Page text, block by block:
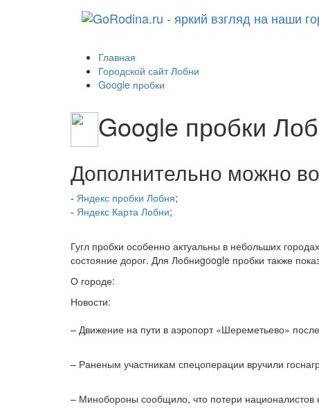
Главная
Городской сайт Лобни
Google пробки
Google пробки
Дополнительно можно
- Яндекс пробки Лобня;
- Яндекс Карта Лобни;
Гугл пробки особенно актуальны в небольших
состояние дорог. Для Лобниgoogle пробки также
О городе:
Новости:
– Движение на пути в аэропорт «Шереметьево»
– Раненым участникам спецоперации вручили
– Минобороны сообщило, что потери националистов